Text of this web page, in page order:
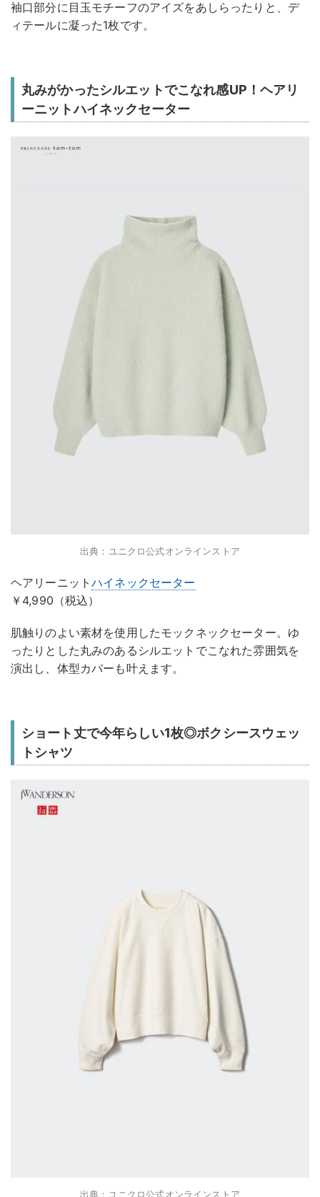
袖口部分に目玉モチーフのアイズをあしらったりと、デ
ィテールに凝った1枚です。
丸みがかったシルエットでこなれ感UP！ヘアリ
ーニットハイネックセーター
出典：ユニクロ公式オンラインストア
ヘアリーニットハイネックセーター
￥4,990（税込）
肌触りのよい素材を使用したモックネックセーター。ゆ
ったりとした丸みのあるシルエットでこなれた雰囲気を
演出し、体型カバーも叶えます。
ショート丈で今年らしい1枚◎ボクシースウェッ
トシャツ
出典：ユニクロ公式オンラインストア